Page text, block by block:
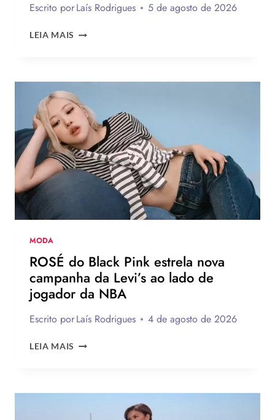
Escrito porLaís Rodrigues 5 de agosto de 2026
LEIA MAIS
DO
VERÃO
EUROPEU
2026
QUE
DEVEM
CHEGAR
AO
MODA
ROSÉ do Black Pink estrela nova
campanha da Levi’s ao lado de
jogador da NBA
Escrito porLaís Rodrigues 4 de agosto de 2026
LEIA MAIS ROSÉ
ESTRELA